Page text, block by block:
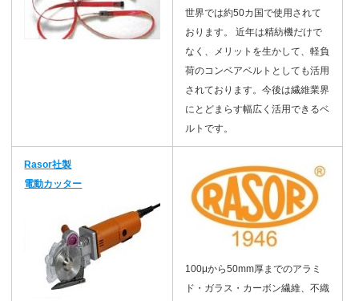
世界では約50カ国で使用されて
おります。 近年は精紡機だけで
なく、メリットを生かして、軽負
荷のコンベアベルトとしても活用
されております。今後は繊維業界
にとどまらす幅広く活用できるベ
ルトです。
Rasor社製
電動カッター
100μから50mm厚までのアラミ
ド・ガラス・カーボン繊維、不織